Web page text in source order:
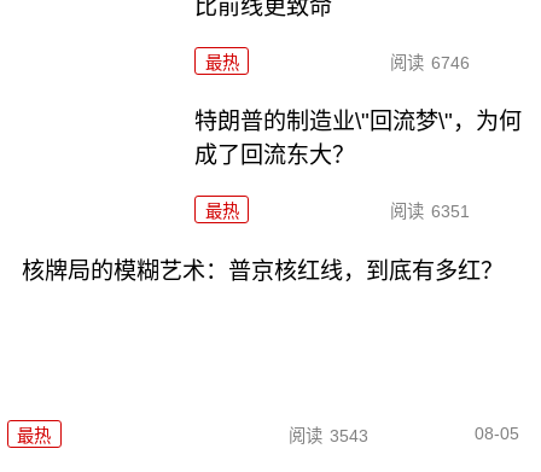
比前线更致命
最热 阅读 6746
特朗普的制造业\"回流梦\"，为何
成了回流东大？
最热 阅读 6351
核牌局的模糊艺术：普京核红线，到底有多红？
最热 阅读 3543 08-05